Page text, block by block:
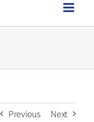
Previous Next